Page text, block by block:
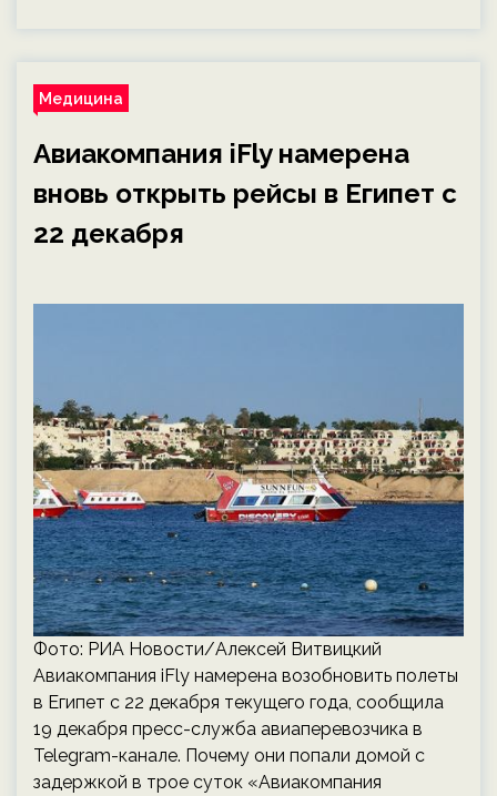
Медицина
Авиакомпания iFly намерена
вновь открыть рейсы в Египет с
22 декабря
Фото: РИА Новости/Алексей Витвицкий
Авиакомпания iFly намерена возобновить полеты
в Египет с 22 декабря текущего года, сообщила
19 декабря пресс-служба авиаперевозчика в
Telegram-канале. Почему они попали домой с
задержкой в трое суток «Авиакомпания